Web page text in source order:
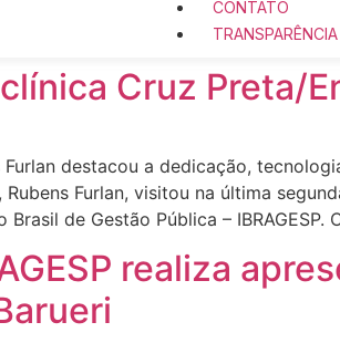
CONTATO
TRANSPARÊNCIA
Cruz Preta/
Furlan destacou a dedicação,
Rubens Furlan, visitou na última
Brasil de Gestão Pública –
realiza